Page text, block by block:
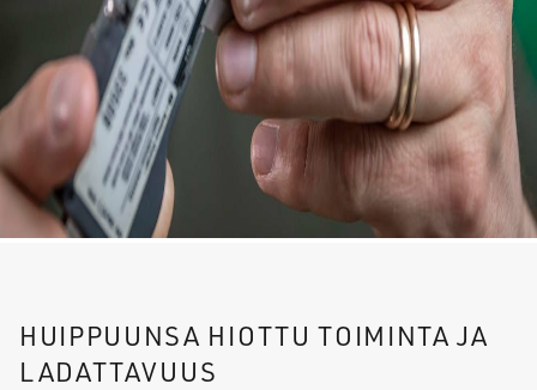
HUIPPUUNSA HIOTTU TOIMINTA JA
LADATTAVUUS